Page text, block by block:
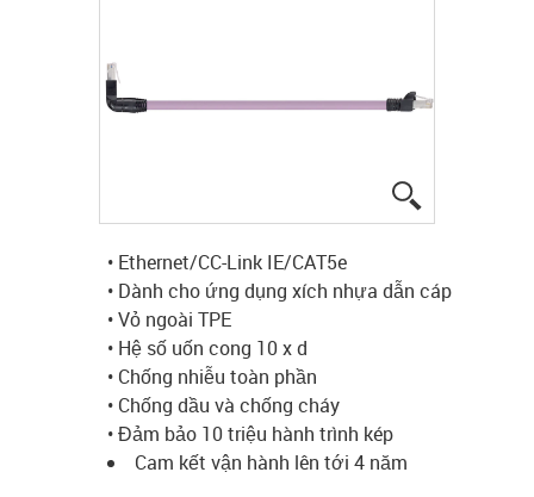
• Ethernet/CC-Link IE/CAT5e
• Dành cho ứng dụng xích nhựa dẫn cáp
• Vỏ ngoài TPE
• Hệ số uốn cong 10 x d
• Chống nhiễu toàn phần
• Chống dầu và chống cháy
• Đảm bảo 10 triệu hành trình kép
Cam kết vận hành lên tới 4 năm